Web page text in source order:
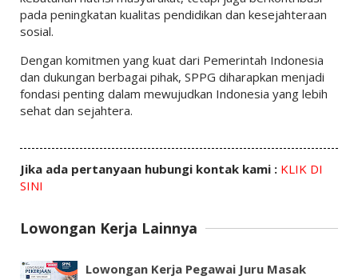
pada peningkatan kualitas pendidikan dan kesejahteraan
sosial.
Dengan komitmen yang kuat dari Pemerintah Indonesia
dan dukungan berbagai pihak, SPPG diharapkan menjadi
fondasi penting dalam mewujudkan Indonesia yang lebih
sehat dan sejahtera.
Jika ada pertanyaan hubungi kontak kami : KLIK DI
SINI
Lowongan Kerja Lainnya
Lowongan Kerja Pegawai Juru Masak